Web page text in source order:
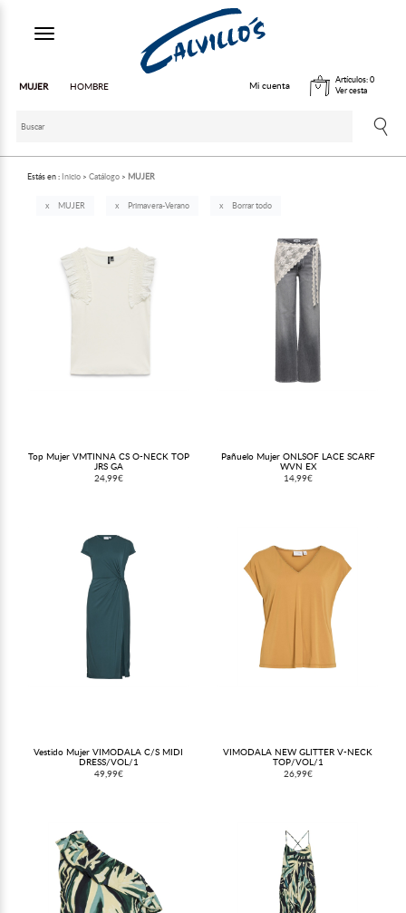
Toggle navigation
MUJER HOMBRE Mi cuenta Artículos:0
Ver cesta
Estás en : Inicio Catálogo MUJER
MUJER Primavera-Verano Borrar todo
Top Mujer VMTINNA CS O-NECK TOP
JRS GA
24,99€
Pañuelo Mujer ONLSOF LACE SCARF
WVN EX
14,99€
Vestido Mujer VIMODALA C/S MIDI
DRESS/VOL/1
49,99€
VIMODALA NEW GLITTER V-NECK
TOP/VOL/1
26,99€